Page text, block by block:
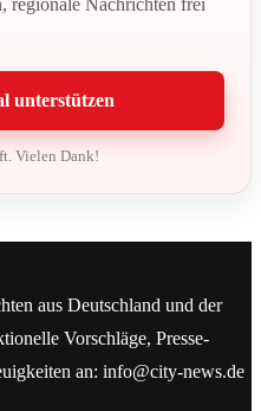
regionale Nachrichten frei
unterstützen
Vielen Dank!
aus Deutschland und der
Vorschläge, Presse-
an: info@city-news.de